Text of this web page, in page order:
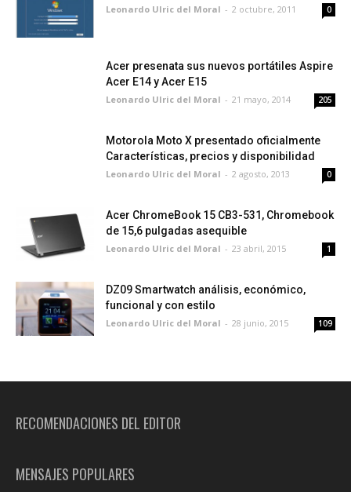
Leonardo Ulric del Moral - 2 octubre, 2011 0
Acer presenata sus nuevos portátiles Aspire
Acer E14 y Acer E15
Leonardo Ulric del Moral - 21 mayo, 2014 205
Motorola Moto X presentado oficialmente
Características, precios y disponibilidad
Leonardo Ulric del Moral - 2 agosto, 2013 0
Acer ChromeBook 15 CB3-531, Chromebook
de 15,6 pulgadas asequible
Leonardo Ulric del Moral - 23 abril, 2015 1
DZ09 Smartwatch análisis, económico,
funcional y con estilo
Leonardo Ulric del Moral - 28 junio, 2015 109
RECOMENDACIONES DEL EDITOR
MENSAJES POPULARES